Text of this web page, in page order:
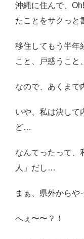
ベビー・キッズ
沖縄に住んで、
たことをサクっと
移住してもう半年
こと、戸惑うこと
なので、あくまで
いや、私は決して
ど…
なんてったって、
人」だし…
まぁ、県外からや
へぇ〜〜？！